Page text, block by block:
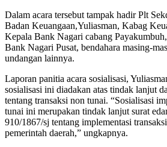
Dalam acara tersebut tampak hadir Plt
Badan Keuangaan,Yuliasman, Kabag
Kepala Bank Nagari cabang
Bank Nagari Pusat, bendahara masing-
undangan lainnya.
Laporan panitia acara sosialisasi,
sosialisasi ini diadakan atas tindak lanjut
tentang transaksi non tunai. “Sosialisasi
tunai ini merupakan tindak lanjut surat
910/1867/sj tentang implementasi
pemerintah daerah,” ungkapnya.